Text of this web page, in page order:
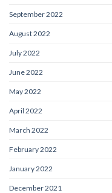
September 2022
August 2022
July 2022
June 2022
May 2022
April 2022
March 2022
February 2022
January 2022
December 2021